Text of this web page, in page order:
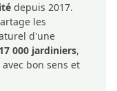
depuis 2017.
les
d'une
000 jardiniers,
bon sens et